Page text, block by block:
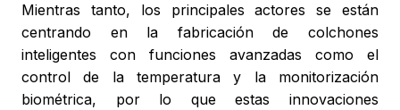
Mientras tanto, los principales actores se están
centrando en la fabricación de colchones
inteligentes con funciones avanzadas como el
control de la temperatura y la monitorización
biométrica, por lo que estas innovaciones